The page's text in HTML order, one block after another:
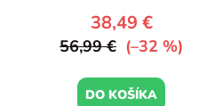
38,49 €
56,99 € (–32 %)
DO KOŠÍKA